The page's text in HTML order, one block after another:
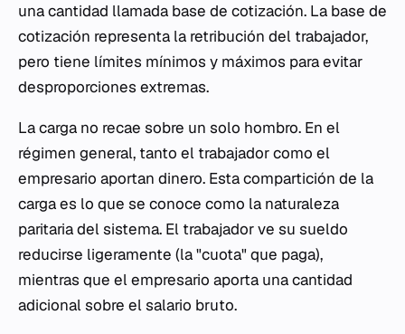
una cantidad llamada base de cotización. La base de
cotización representa la retribución del trabajador,
pero tiene límites mínimos y máximos para evitar
desproporciones extremas.
La carga no recae sobre un solo hombro. En el
régimen general, tanto el trabajador como el
empresario aportan dinero. Esta compartición de la
carga es lo que se conoce como la naturaleza
paritaria del sistema. El trabajador ve su sueldo
reducirse ligeramente (la "cuota" que paga),
mientras que el empresario aporta una cantidad
adicional sobre el salario bruto.